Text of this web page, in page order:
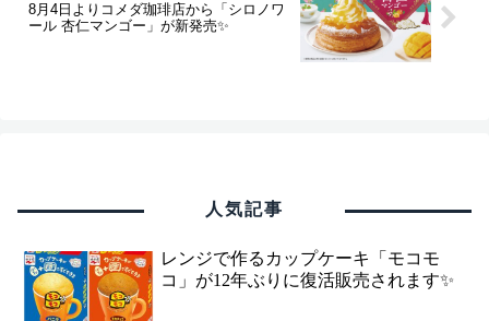
8月4日よりコメダ珈琲店から「シロノワ
ール 杏仁マンゴー」が新発売✨
人気記事
レンジで作るカップケーキ「モコモ
コ」が12年ぶりに復活販売されます✨